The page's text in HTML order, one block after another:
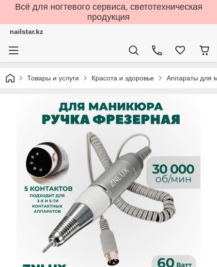
Всё для ногтевого сервиса, светотехническая
продукция
nailstar.kz
Товары и услуги Красота и здоровье Аппараты для